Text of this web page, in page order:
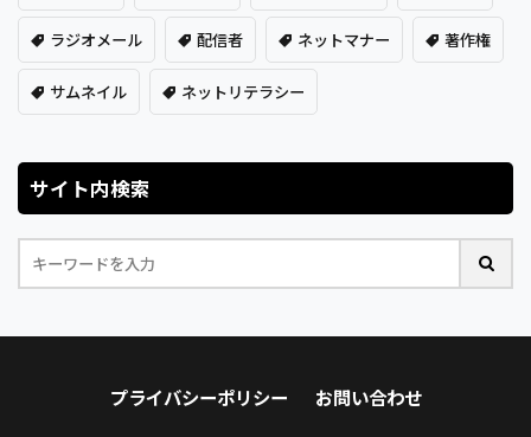
ラジオメール 配信者 ネットマナー 著作権
サムネイル ネットリテラシー
サイト内検索
プライバシーポリシー お問い合わせ